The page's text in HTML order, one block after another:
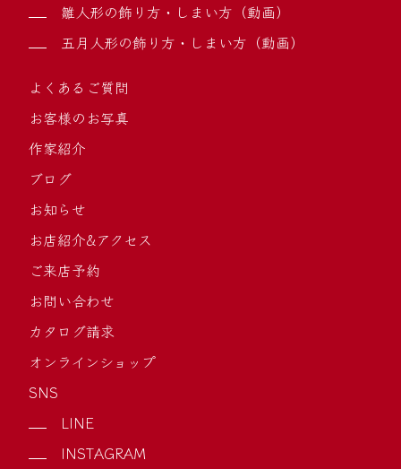
雛人形の飾り方・しまい方（動画）
五月人形の飾り方・しまい方（動画）
よくあるご質問
お客様のお写真
作家紹介
ブログ
お知らせ
お店紹介&アクセス
ご来店予約
お問い合わせ
カタログ請求
オンラインショップ
SNS
LINE
INSTAGRAM